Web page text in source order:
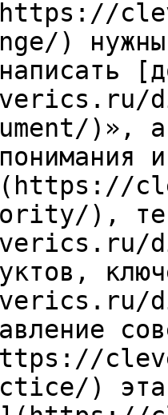
)
)»,
),
) эта